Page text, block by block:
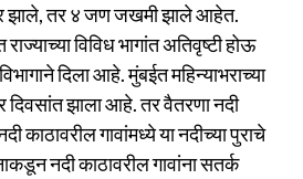
झाले, तर ४ जण जखमी झाले आहेत.
विविध भागांत अतिवृष्टी होऊ
दिला आहे. मुंबईत महिन्याभराच्या
झाला आहे. तर वैतरणा नदी
काठावरील गावांमध्ये या नदीच्या पुराचे
नदी काठावरील गावांना सतर्क